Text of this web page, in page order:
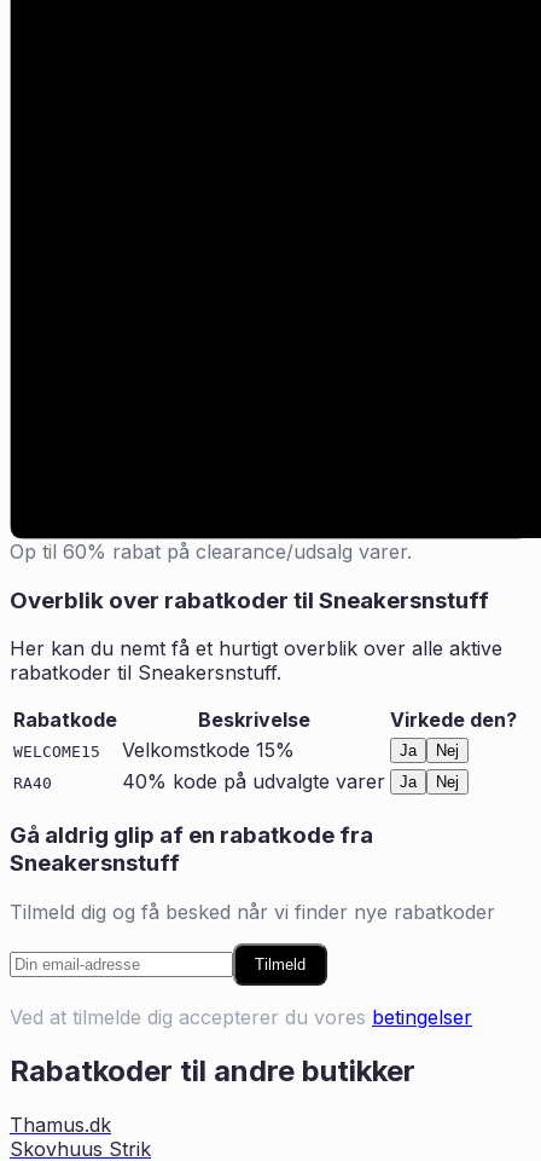
Op til 60% rabat på clearance/udsalg varer.
Overblik over rabatkoder til Sneakersnstuff
Her kan du nemt få et hurtigt overblik over alle aktive
rabatkoder til Sneakersnstuff.
Rabatkode
Beskrivelse Virkede den?
WELCOME15 Velkomstkode 15% Ja
Nej
RA40
40% kode på udvalgte varer Ja Nej
Gå aldrig glip af en rabatkode fra
Sneakersnstuff
Tilmeld dig og få besked når vi finder nye rabatkoder
Tilmeld
Ved at tilmelde dig accepterer du vores betingelser
Rabatkoder til andre butikker
Thamus.dk
Skovhuus Strik